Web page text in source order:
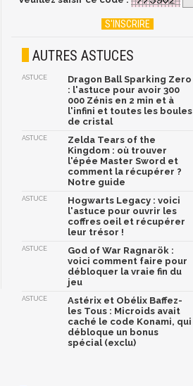
AUTRES ASTUCES
ASTUCE
Dragon Ball Sparking Zero
: l'astuce pour avoir 300
000 Zénis en 2 min et à
l'infini et toutes les boules
de cristal
ASTUCE
Zelda Tears of the
Kingdom : où trouver
l'épée Master Sword et
comment la récupérer ?
Notre guide
ASTUCE
Hogwarts Legacy : voici
l'astuce pour ouvrir les
coffres oeil et récupérer
leur trésor !
ASTUCE
God of War Ragnarök :
voici comment faire pour
débloquer la vraie fin du
jeu
ASTUCE
Astérix et Obélix Baffez-
les Tous : Microids avait
caché le code Konami, qui
débloque un bonus
spécial (exclu)